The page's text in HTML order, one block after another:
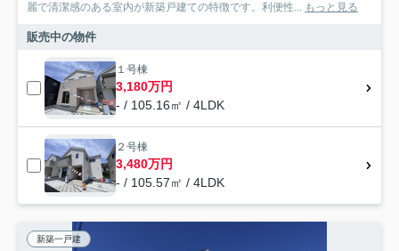
麗で清潔感のある室内が新築戸建ての特徴です。利便性... もっと見る
販売中の物件
１号棟
3,180万円
- / 105.16㎡ / 4LDK
２号棟
3,480万円
- / 105.57㎡ / 4LDK
新築一戸建